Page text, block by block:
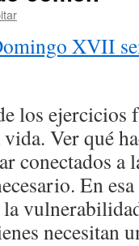
XVII
los ejercicios
Ver qué
conectados a
En
necesitan